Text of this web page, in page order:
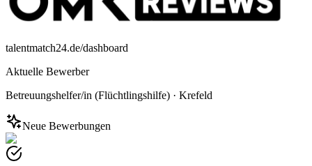
talentmatch24.de/dashboard
Aktuelle Bewerber
Betreuungshelfer/in (Flüchtlingshilfe) · Krefeld
Neue Bewerbungen